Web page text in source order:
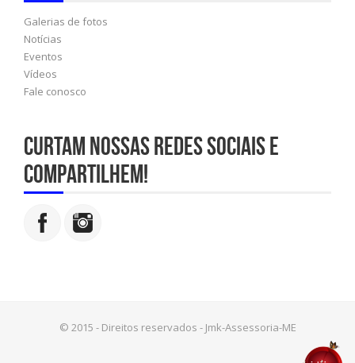
Galerias de fotos
Notícias
Eventos
Vídeos
Fale conosco
Curtam nossas redes sociais e
compartilhem!
© 2015 - Direitos reservados - Jmk-Assessoria-ME